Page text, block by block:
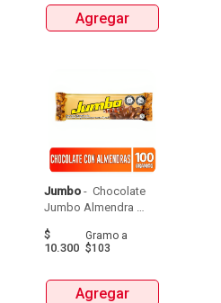
Agregar
Jumbo - Chocolate
Jumbo Almendra
$
10.300
Gramo a
$103
Agregar